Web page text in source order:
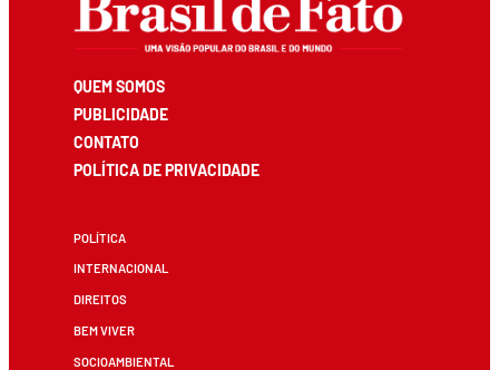
QUEM SOMOS
PUBLICIDADE
CONTATO
POLÍTICA DE PRIVACIDADE
POLÍTICA
INTERNACIONAL
DIREITOS
BEM VIVER
SOCIOAMBIENTAL